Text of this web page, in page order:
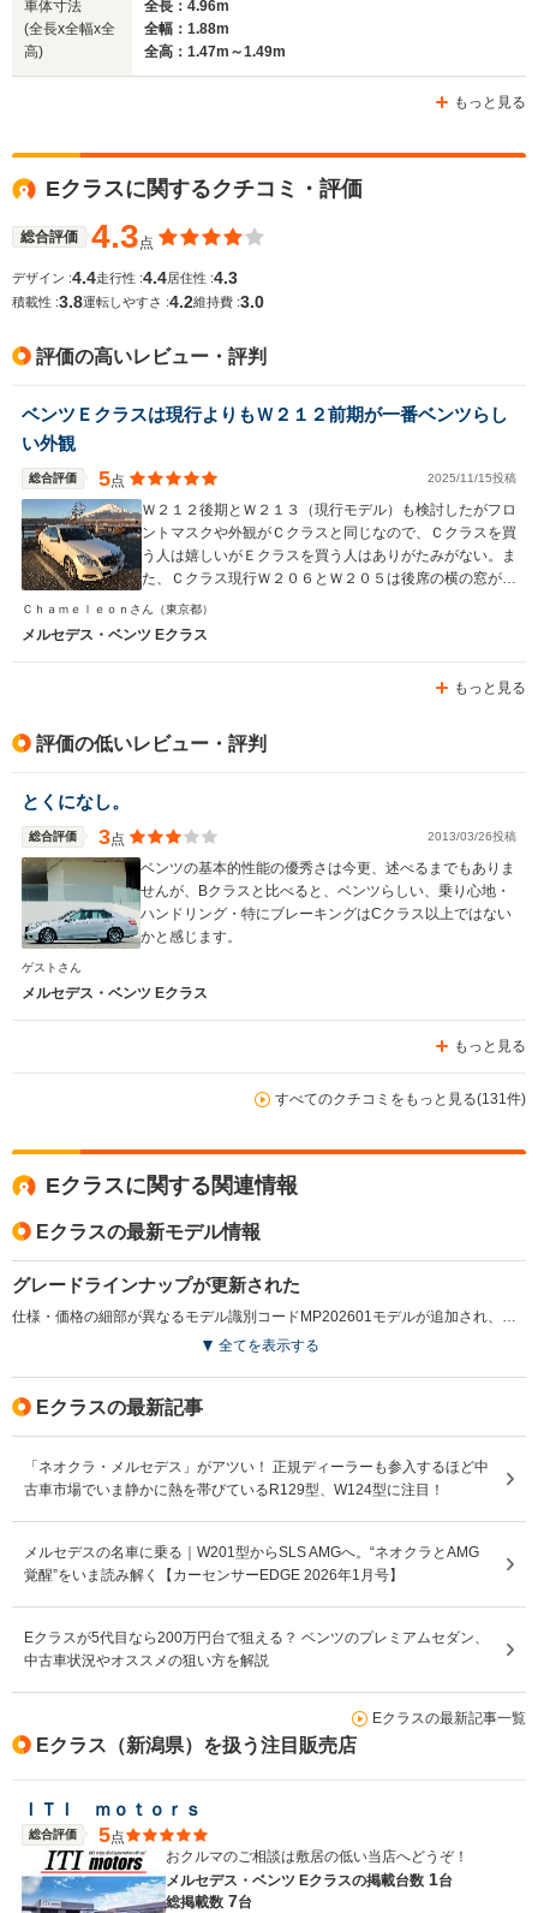
車体寸法
(全長x全幅x全
高)
全長：4.96m
全幅：1.88m
全高：1.47m～1.49m
もっと見る
Eクラスに関するクチコミ・評価
総合評価 4.3 点
デザイン :4.4走行性 :4.4居住性 :4.3
積載性 :3.8運転しやすさ :4.2維持費 :3.0
評価の高いレビュー・評判
ベンツＥクラスは現行よりもＷ２１２前期が一番ベンツらし
い外観
総合評価 5点 2025/11/15投稿
Ｗ２１２後期とＷ２１３（現行モデル）も検討したがフロ
ントマスクや外観がＣクラスと同じなので、Ｃクラスを買
う人は嬉しいがＥクラスを買う人はありがたみがない。ま
た、Ｃクラス現行Ｗ２０６とＷ２０５は後席の横の窓が顔
にとても近く圧迫感あり、家族を乗せる私としてはＣクラ
一番ベンツらしい落ち着いた外観・内装であり、満足感が
能はクルマの安全を深く考えているメルセデスの設計理念
有してきて、２台持ちのうち１台目の車はそろそろベスト
ルセデス、の中から検討しましたが、クラウンは最近モデ
サくなってしまったのでボツ（ちなみにレクサスは全てＣ
ＶＴなのでボツ）、ＢＭＷは運転が楽しい車だったが総合
力でメルセデスにはやはりおよばない、ということでこの
車に決めました。
Ｃｈａｍｅｌｅｏｎさん （東京都）
メルセデス・ベンツ Eクラス
もっと見る
評価の低いレビュー・評判
とくになし。
総合評価 3点 2013/03/26投稿
ベンツの基本的性能の優秀さは今更、述べるまでもありま
せんが、Bクラスと比べると、ベンツらしい、乗り心地・
ハンドリング・特にブレーキングはCクラス以上ではない
かと感じます。
ゲストさん
メルセデス・ベンツ Eクラス
もっと見る
すべてのクチコミをもっと見る(131件)
Eクラスに関する関連情報
Eクラスの最新モデル情報
グレードラインナップが更新された
仕様・価格の細部が異なるモデル識別コードMP202601モデルが追加され、オプションパッケージにステアリングヒーターを追加設定している。（2025.10）
全てを表示する
Eクラスの最新記事
「ネオクラ・メルセデス」がアツい！ 正規ディーラーも参入するほど中
古車市場でいま静かに熱を帯びているR129型、W124型に注目！
メルセデスの名車に乗る｜W201型からSLS AMGへ。“ネオクラとAMG
覚醒”をいま読み解く【カーセンサーEDGE 2026年1月号】
Eクラスが5代目なら200万円台で狙える？ ベンツのプレミアムセダン、
中古車状況やオススメの狙い方を解説
Eクラスの最新記事一覧
Eクラス（新潟県）を扱う注目販売店
ＩＴＩ ｍｏｔｏｒｓ
総合評価 5点
おクルマのご相談は敷居の低い当店へどうぞ！
メルセデス・ベンツ Eクラスの掲載台数 1台
総掲載数 7台